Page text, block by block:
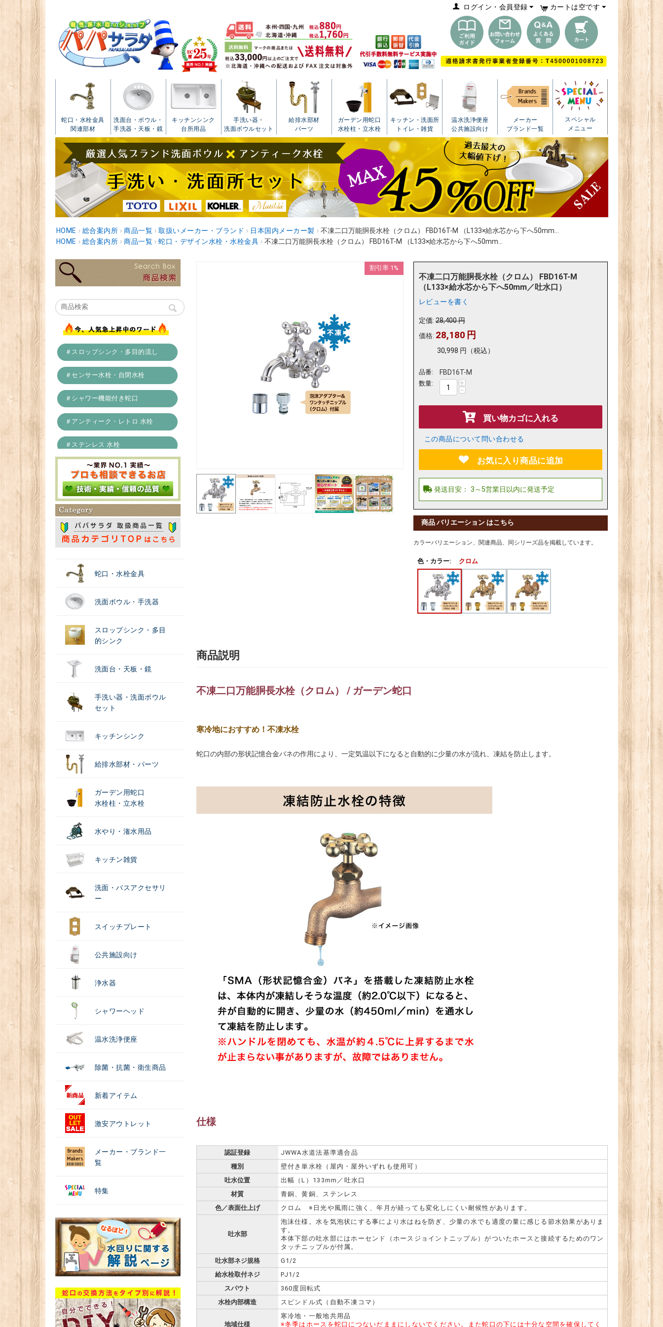
カートは空です
ログイン・会員登録
蛇口・水栓金具
関連部材
洗面台・ボウル・
手洗器・天板・鏡
キッチンシンク
台所用品
手洗い器・
洗面ボウルセット
給排水部材
パーツ
ガーデン用蛇口
水栓柱・立水栓
キッチン・洗面所
トイレ・雑貨
温水洗浄便座
公共施設向け
メーカー
ブランド一覧
スペシャル
メニュー
HOME › 総合案内所 › 商品一覧 › 取扱いメーカー・ブランド › 日本国内メーカー製 › 不凍二口万能胴長水栓（クロム） FBD16T-M （L133×給水芯から下へ50mm...
HOME › 総合案内所 › 商品一覧 › 蛇口・デザイン水栓・水栓金具 › 不凍二口万能胴長水栓（クロム） FBD16T-M （L133×給水芯から下へ50mm...
＃スロップシンク・多目的流し
＃センサー水栓・自閉水栓
＃シャワー機能付き蛇口
＃アンティーク・レトロ 水栓
＃ステンレス 水栓
＃浄水器
蛇口・水栓金具
洗面ボウル・手洗器
スロップシンク・多目
的シンク
洗面台・天板・鏡
手洗い器・洗面ボウル
セット
キッチンシンク
給排水部材・パーツ
ガーデン用蛇口
水栓柱・立水栓
水やり・潅水用品
キッチン雑貨
洗面・バスアクセサリ
ー
スイッチプレート
公共施設向け
浄水器
シャワーヘッド
温水洗浄便座
除菌・抗菌・衛生商品
新着アイテム
激安アウトレット
メーカー・ブランド一
覧
特集
割引率 1%
不凍二口万能胴長水栓（クロム） FBD16T-M
（L133×給水芯から下へ50mm／吐水口）
レビューを書く
定価: 28,400円
価格: 28,180 円
30,998 円 （税込）
品番: FBD16T-M
数量: +
−
買い物カゴに入れる
この商品について問い合わせる
お気に入り商品に追加
商品 バリエーション はこちら
カラーバリエーション、関連商品、同シリーズ品を掲載しています。
色・カラー: クロム
商品説明
不凍二口万能胴長水栓（クロム） / ガーデン蛇口
寒冷地におすすめ！不凍水栓
蛇口の内部の形状記憶合金バネの作用により、一定気温以下になると自動的に少量の水が流れ、凍結を防止します。
仕様
認証登録
JWWA水道法基準適合品
種別
壁付き単水栓（屋内・屋外いずれも使用可）
吐水位置
出幅（L）133mm／吐水口
材質
青銅、黄銅、ステンレス
色／表面仕上げ
クロム ※日光や風雨に強く、年月が経っても変化しにくい耐候性があります。
吐水部
泡沫仕様。水を気泡状にする事により水はねを防ぎ、少量の水でも適度の量に感じる節水効果がありま
す。
本体下部の吐水部にはホーセンド（ホースジョイントニップル）がついたホースと接続するためのワン
タッチニップルが付属。
吐水部ネジ規格
G1/2
給水栓取付ネジ
PJ1/2
スパウト
360度回転式
水栓内部構造
スピンドル式（自動不凍コマ）
地域仕様
寒冷地・一般地共用品
※冬季はホースを蛇口につないだままにしないでください。また蛇口の下には十分な空間を確保してく